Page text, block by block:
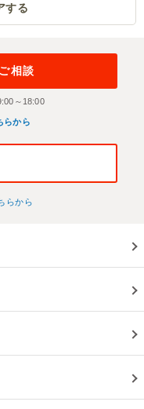
する
相談
～18:00
らから
らから